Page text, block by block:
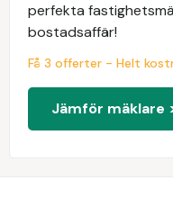
perfekta
bostadsaffär!
Få 3 offerter - Helt
Jämför mäklare